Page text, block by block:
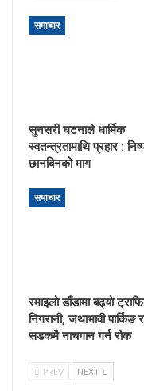
समाचार
सुनसरी घटनाले धार्मिक
स्वतन्त्रतामाथि प्रहार :
छानबिनको माग
समाचार
रमाइलो डाँडामा बढ्यो
निगरानी, जथाभावी पार्किङ र
सडकमै नाचगान गर्न रोक
PREV NEXT